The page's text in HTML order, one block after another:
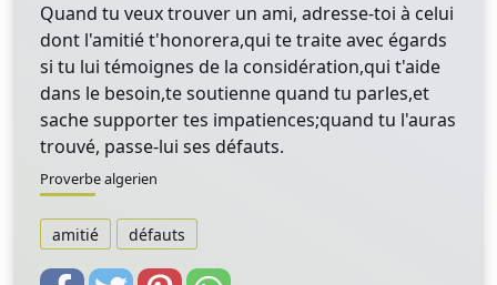
Quand tu veux trouver un ami, adresse-toi à celui
dont l'amitié t'honorera,qui te traite avec égards
si tu lui témoignes de la considération,qui t'aide
dans le besoin,te soutienne quand tu parles,et
sache supporter tes impatiences;quand tu l'auras
trouvé, passe-lui ses défauts.
Proverbe algerien
amitié défauts